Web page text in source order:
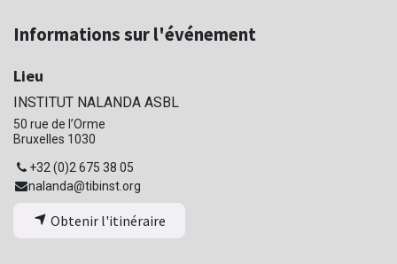
Informations sur l'événement
Lieu
INSTITUT NALANDA ASBL
50 rue de l’Orme
Bruxelles 1030
+32 (0)2 675 38 05
nalanda@tibinst.org
Obtenir l'itinéraire